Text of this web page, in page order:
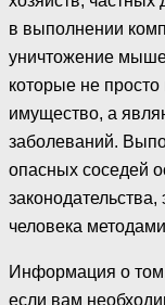
в выполнении
уничтожение
которые не просто
имущество, а
заболеваний.
опасных соседей
человека
Информация о том,
если вам